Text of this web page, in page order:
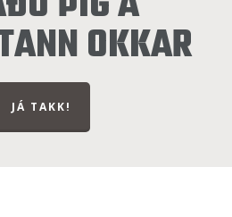
OKKAR
JÁ TAKK!